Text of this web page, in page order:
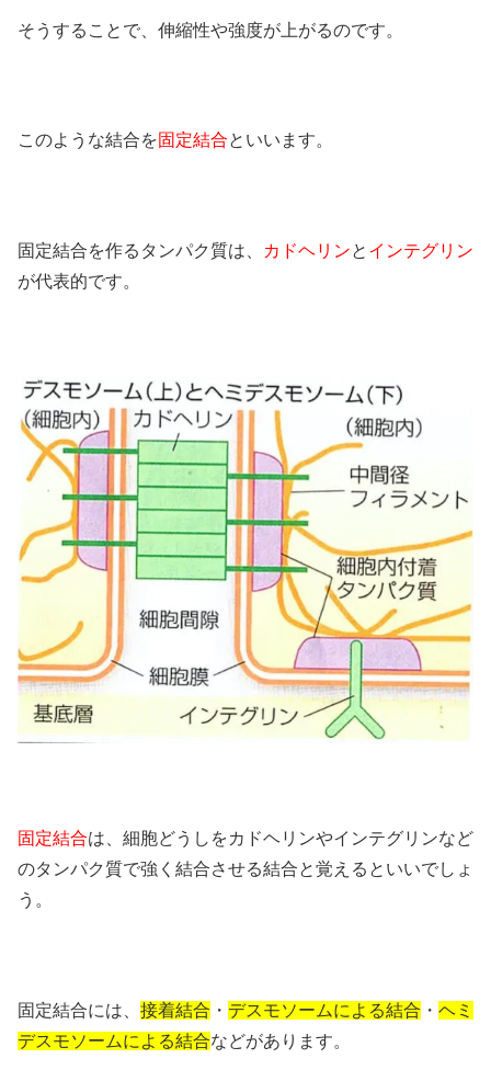
そうすることで、伸縮性や強度が上がるのです。
このような結合を固定結合といいます。
固定結合を作るタンパク質は、 カドヘリンと インテグリン
が代表的です。
固定結合は、細胞どうしをカドヘリンやインテグリンなど
のタンパク質で強く結合させる結合と覚えるといいでしょ
う。
固定結合には、 接着結合 ・ デスモソームによる結合 ・ ヘミ
デスモソームによる結合などがあります。